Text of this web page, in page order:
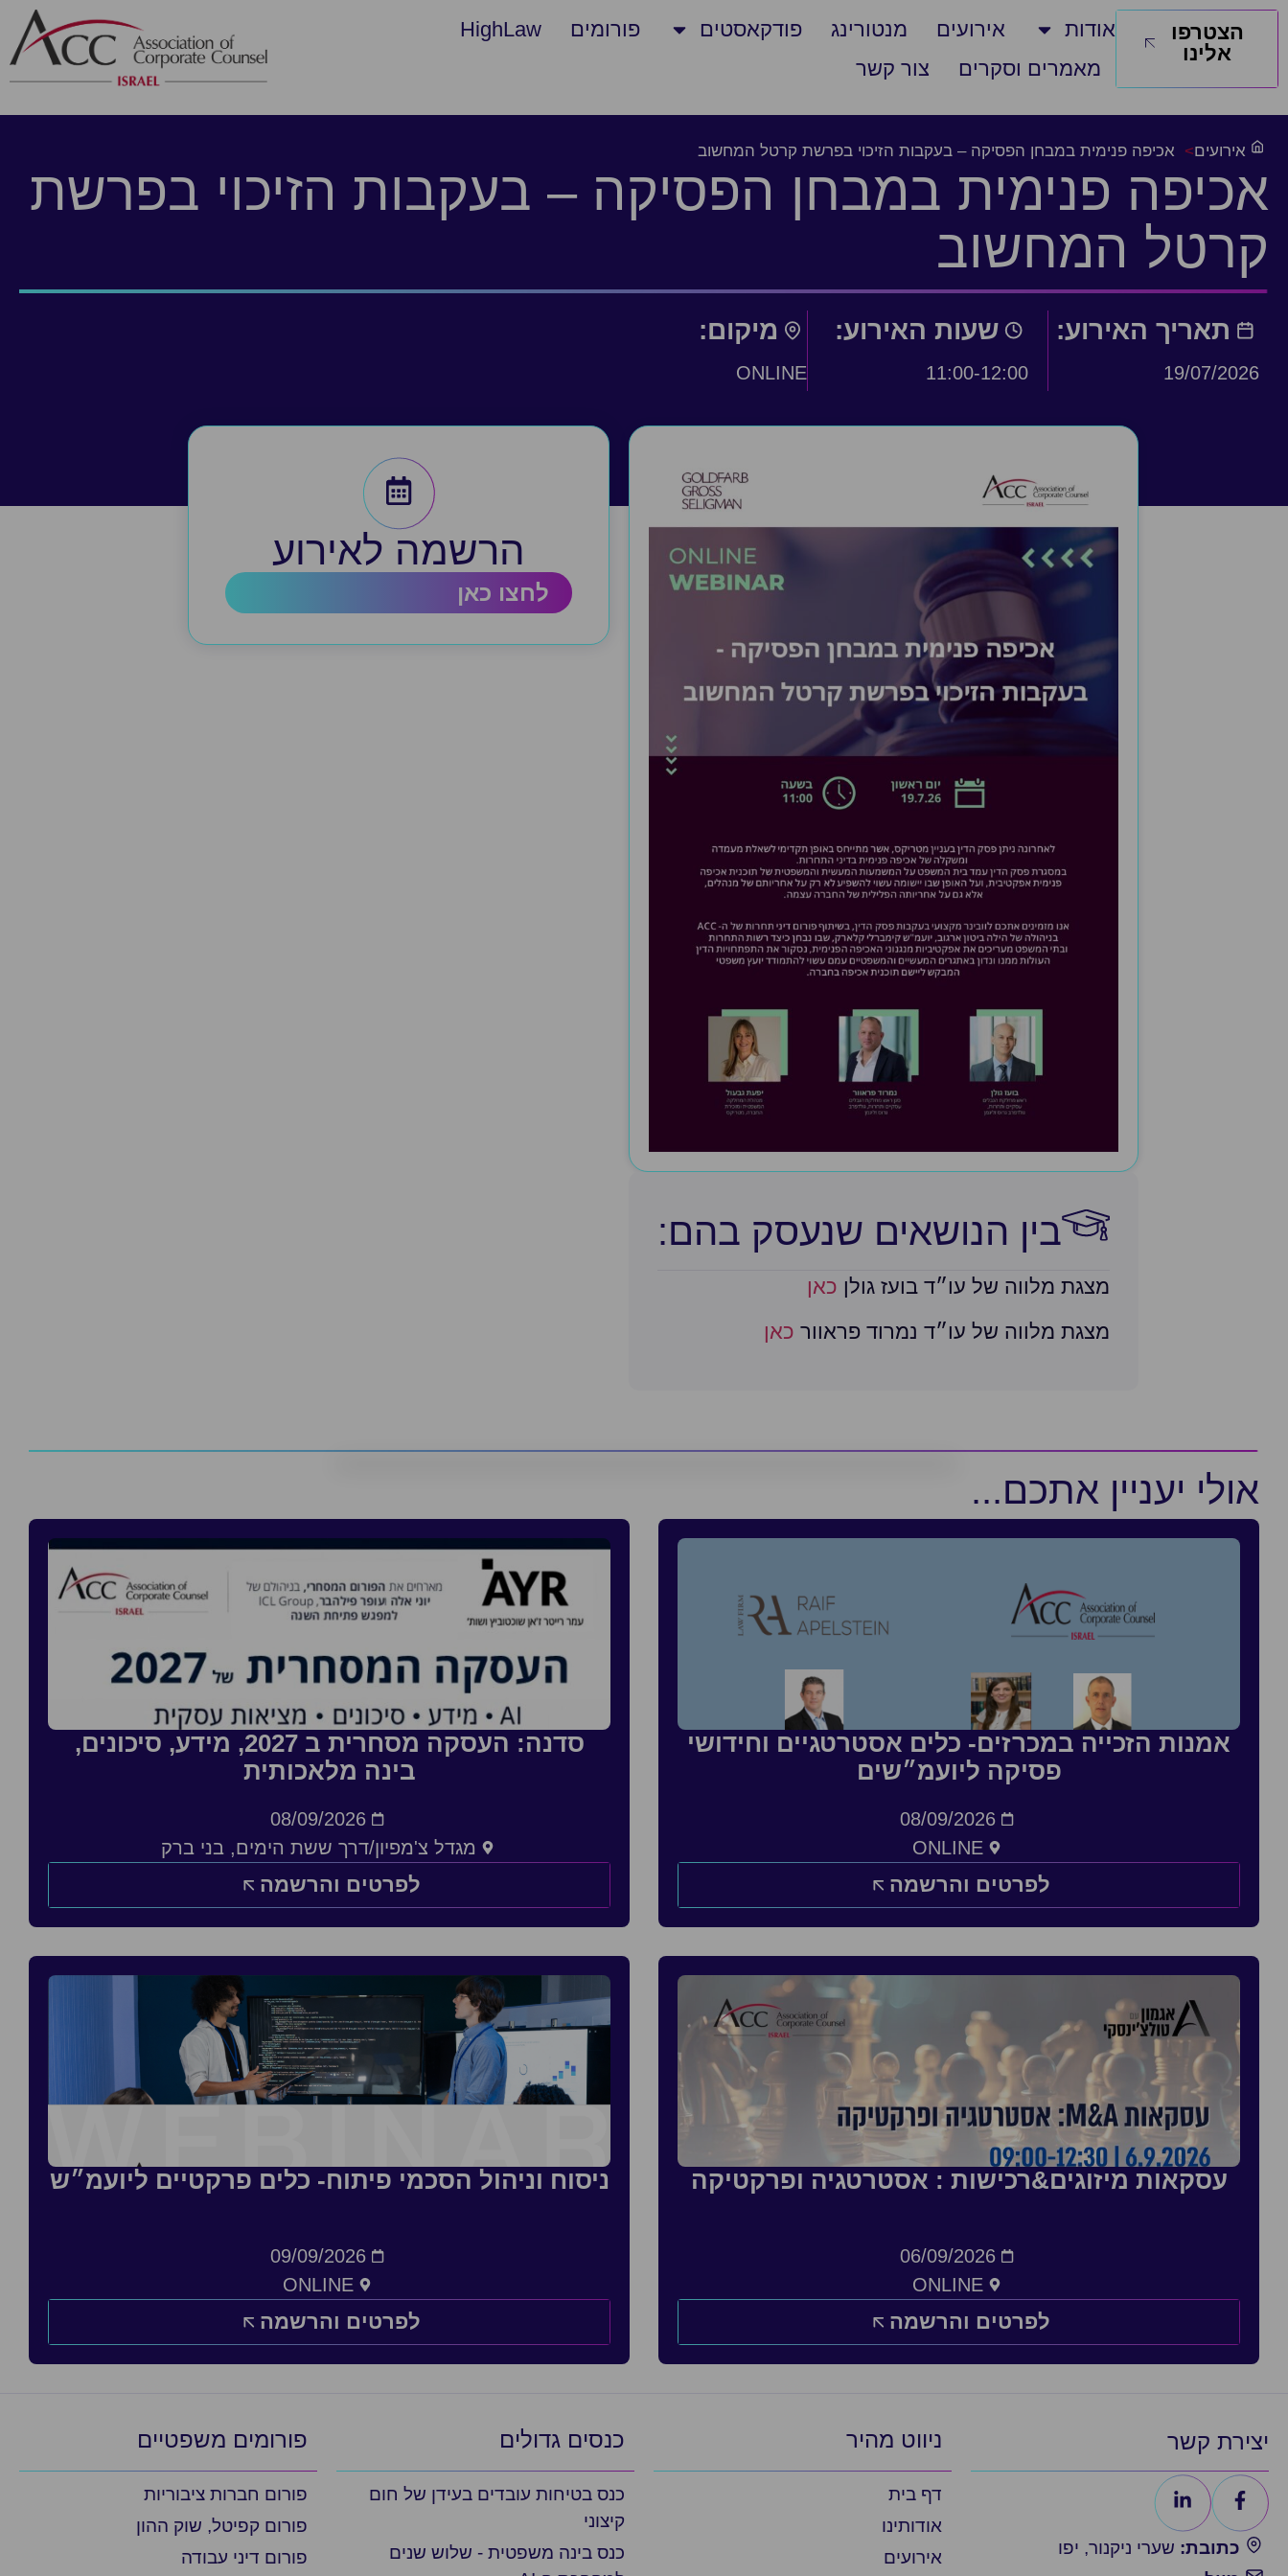
הצטרפו
אלינו
אודות אירועים מנטורינג פודקאסטים פורומים
HighLaw
מאמרים וסקרים
צור קשר
אירועים> אכיפה פנימית במבחן הפסיקה – בעקבות הזיכוי בפרשת קרטל המחשוב
אכיפה פנימית במבחן הפסיקה – בעקבות הזיכוי בפרשת
קרטל המחשוב
תאריך האירוע:
19/07/2026
שעות האירוע:
11:00-12:00
מיקום:
ONLINE
בין הנושאים שנעסק בהם:​
מצגת מלווה של עו״ד בועז גולן כאן
מצגת מלווה של עו״ד נמרוד פראוור כאן
הרשמה לאירוע
לחצו כאן
אולי יעניין אתכם...
אמנות הזכייה במכרזים- כלים אסטרטגיים וחידושי
פסיקה ליועמ״שים
08/09/2026
ONLINE
לפרטים והרשמה
סדנה: העסקה מסחרית ב 2027, מידע, סיכונים,
בינה מלאכותית
08/09/2026
מגדל צ'מפיון/דרך ששת הימים, בני ברק
לפרטים והרשמה
עסקאות מיזוגים&רכישות : אסטרטגיה ופרקטיקה
06/09/2026
ONLINE
לפרטים והרשמה
ניסוח וניהול הסכמי פיתוח- כלים פרקטיים ליועמ״ש
09/09/2026
ONLINE
לפרטים והרשמה
יצירת קשר
כתובת: שערי ניקנור, יפו
ניווט מהיר
דף בית
אודותינו
אירועים
כנסים גדולים
כנס בטיחות עובדים בעידן של חום
קיצוני
כנס בינה משפטית - שלוש שנים
פורומים משפטיים
פורום חברות ציבוריות
פורום קפיטל, שוק ההון
פורום דיני עבודה